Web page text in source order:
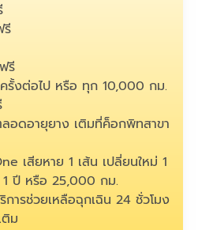
รี
รั้งต่อไป หรือ ทุก 10,000 กม.
ลอดอายุยาง เติมที่ค็อกพิทสาขา
เสียหาย 1 เส้น เปลี่ยนใหม่ 1
ปี หรือ 25,000 กม.
การช่วยเหลือฉุกเฉิน 24 ชั่วโมง
ติม